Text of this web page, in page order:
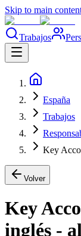
Skip to main
Trabajos
España
Trabajos
Key
Volver
Key
inglés -